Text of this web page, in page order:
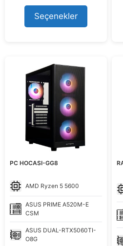
80.291,15 ₺.
Seçenekler
PC HOCASI-GG8
AMD Ryzen 5 5600
ASUS PRIME A520M-E
CSM
ASUS DUAL-RTX5060TI-
O8G